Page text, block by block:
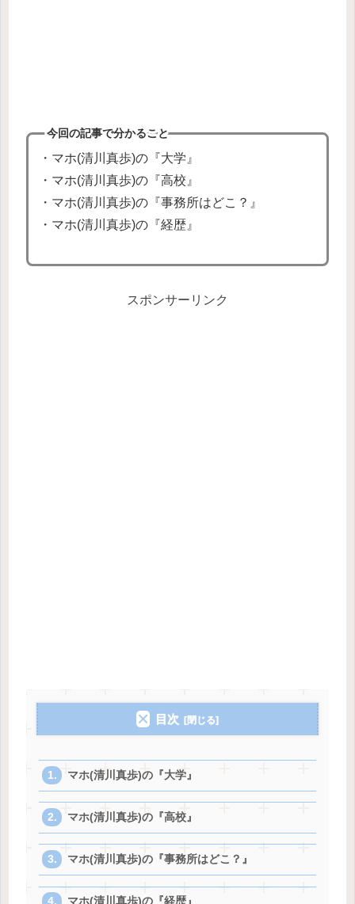
今回の記事で分かること
・マホ(清川真歩)の『大学』
・マホ(清川真歩)の『高校』
・マホ(清川真歩)の『事務所はどこ？』
・マホ(清川真歩)の『経歴』
スポンサーリンク
目次
マホ(清川真歩)の『大学』
マホ(清川真歩)の『高校』
マホ(清川真歩)の『事務所はどこ？』
マホ(清川真歩)の『経歴』